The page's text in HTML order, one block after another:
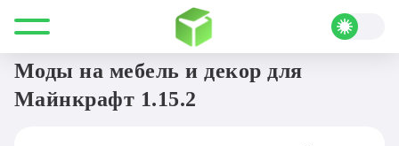
Все для Minecraft Мебель и декор
Моды на мебель и декор для
Майнкрафт 1.15.2